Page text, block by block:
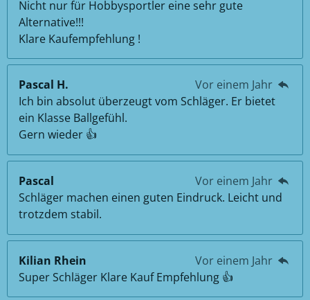
Nicht nur für Hobbysportler eine sehr gute
Alternative!!!
Klare Kaufempfehlung !
Pascal H.
Vor einem Jahr
Ich bin absolut überzeugt vom Schläger. Er bietet
ein Klasse Ballgefühl.
Gern wieder 👍
Pascal
Vor einem Jahr
Schläger machen einen guten Eindruck. Leicht und
trotzdem stabil.
Kilian Rhein
Vor einem Jahr
Super Schläger Klare Kauf Empfehlung 👍